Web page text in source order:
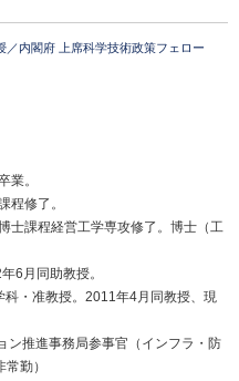
／内閣府 上席科学技術政策フェロー
業。
程修了。
士課程経営工学専攻修了。博士（工
6月同助教授。
・准教授。2011年4月同教授、現
ン推進事務局参事官（インフラ・防
勤）